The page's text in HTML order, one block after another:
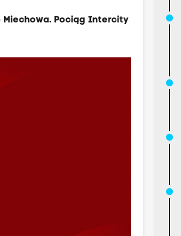
Miechowa. Pociąg Intercity